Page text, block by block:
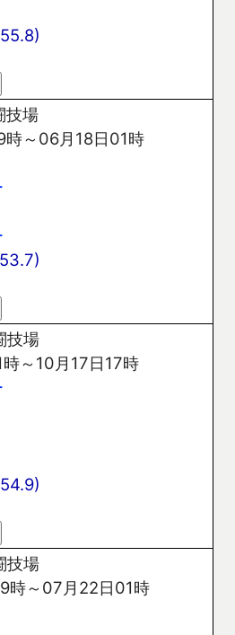
技場
～06月18日01時
技場
～10月17日17時
技場
～07月22日01時